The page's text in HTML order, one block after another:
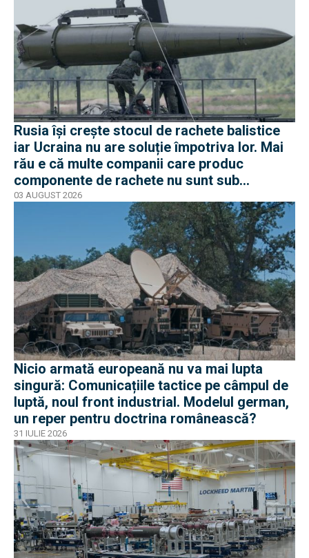
Rusia își crește stocul de rachete balistice
iar Ucraina nu are soluție împotriva lor. Mai
rău e că multe companii care produc
componente de rachete nu sunt sub
sancțiuni în Occident
03 AUGUST 2026
Nicio armată europeană nu va mai lupta
singură: Comunicațiile tactice pe câmpul de
luptă, noul front industrial. Modelul german,
un reper pentru doctrina românească?
31 IULIE 2026